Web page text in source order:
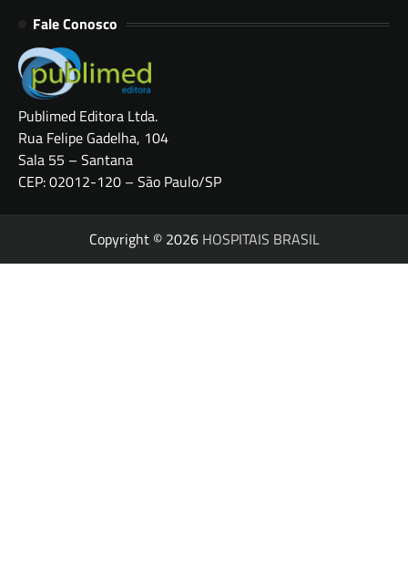
Fale Conosco
Publimed Editora Ltda.
Rua Felipe Gadelha, 104
Sala 55 – Santana
CEP: 02012-120 – São Paulo/SP
Copyright © 2026 HOSPITAIS BRASIL